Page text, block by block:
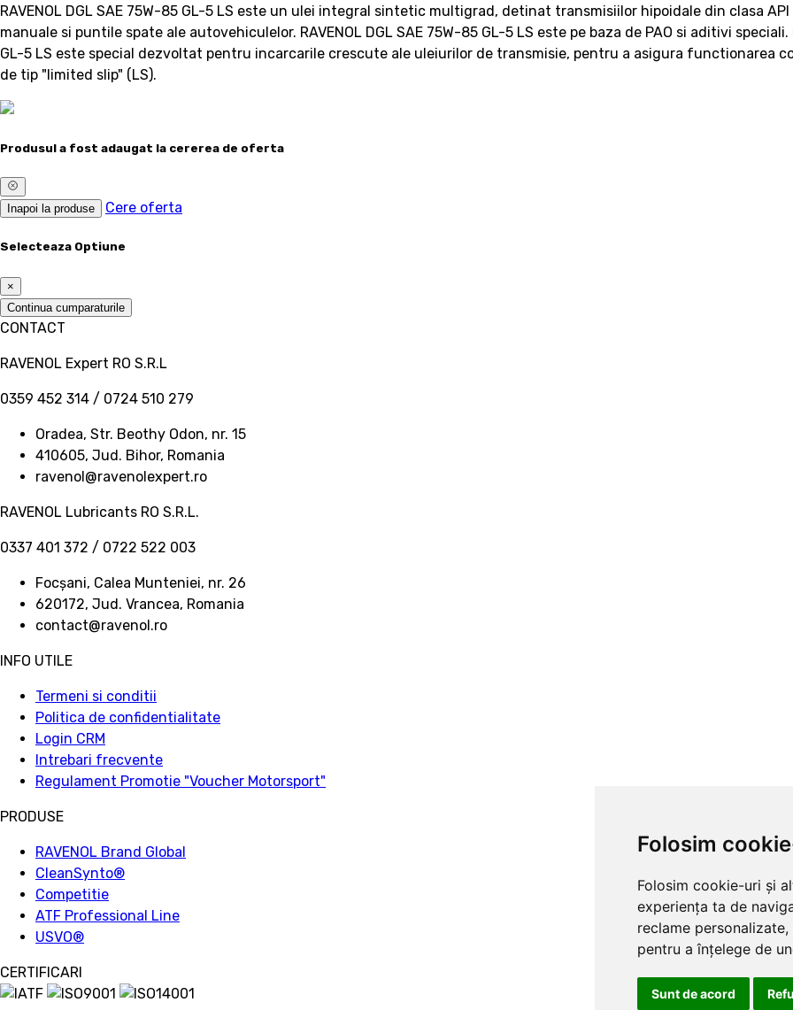
Folosim
Folosim cookie-uri și
experiența ta de
reclame
pentru a înțelege de
Sunt de acord
RAVENOL DGL SAE 75W-85 GL-5 LS este un ulei integral sintetic multigrad, detinat transmisiilor hipoidale din clasa
manuale si puntile spate ale autovehiculelor. RAVENOL DGL SAE 75W-85 GL-5 LS este pe baza de PAO si aditivi
GL-5 LS este special dezvoltat pentru incarcarile crescute ale uleiurilor de transmisie, pentru a asigura functionarea
de tip "limited slip" (LS).
Produsul a fost adaugat la cererea de oferta
Inapoi la produse Cere oferta
Selecteaza Optiune
×
Continua cumparaturile
CONTACT
RAVENOL Expert RO S.R.L
0359 452 314 / 0724 510 279
Oradea, Str. Beothy Odon, nr. 15
410605, Jud. Bihor, Romania
ravenol@ravenolexpert.ro
RAVENOL Lubricants RO S.R.L.
0337 401 372 / 0722 522 003
Focșani, Calea Munteniei, nr. 26
620172, Jud. Vrancea, Romania
contact@ravenol.ro
INFO UTILE
Termeni si conditii
Politica de confidentialitate
Login CRM
Intrebari frecvente
Regulament Promotie "Voucher Motorsport"
PRODUSE
RAVENOL Brand Global
CleanSynto®
Competitie
ATF Professional Line
USVO®
CERTIFICARI